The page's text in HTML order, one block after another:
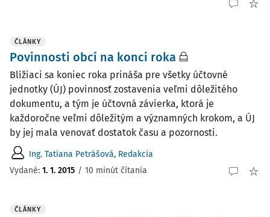
ČLÁNKY
Povinnosti obcí na konci roka
Blížiaci sa koniec roka prináša pre všetky účtovné
jednotky (ÚJ) povinnosť zostavenia veľmi dôležitého
dokumentu, a tým je účtovná závierka, ktorá je
každoročne veľmi dôležitým a významných krokom, a ÚJ
by jej mala venovať dostatok času a pozornosti.
Ing. Tatiana Petrášová, Redakcia
Vydané: 1. 1. 2015 / 10 minút čítania
ČLÁNKY